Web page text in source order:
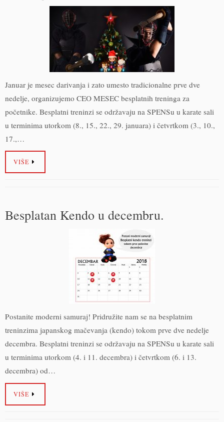
Januar je mesec darivanja i zato umesto tradicionalne prve dve
nedelje, organizujemo CEO MESEC besplatnih treninga za
početnike. Besplatni treninzi se održavaju na SPENSu u karate sali
u terminima utorkom (8., 15., 22., 29. januara) i četvrtkom (3., 10.,
17.,…
VIŠE
Besplatan Kendo u decembru.
Postanite moderni samuraj! Pridružite nam se na besplatnim
treninzima japanskog mačevanja (kendo) tokom prve dve nedelje
decembra. Besplatni treninzi se održavaju na SPENSu u karate sali
u terminima utorkom (4. i 11. decembra) i četvrtkom (6. i 13.
decembra) od…
VIŠE